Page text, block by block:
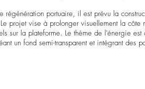
régénération portuaire, il est prévu la
projet vise à prolonger visuellement la
sur la plateforme. Le thème de l'énergie
un fond semi-transparent et intégrant des